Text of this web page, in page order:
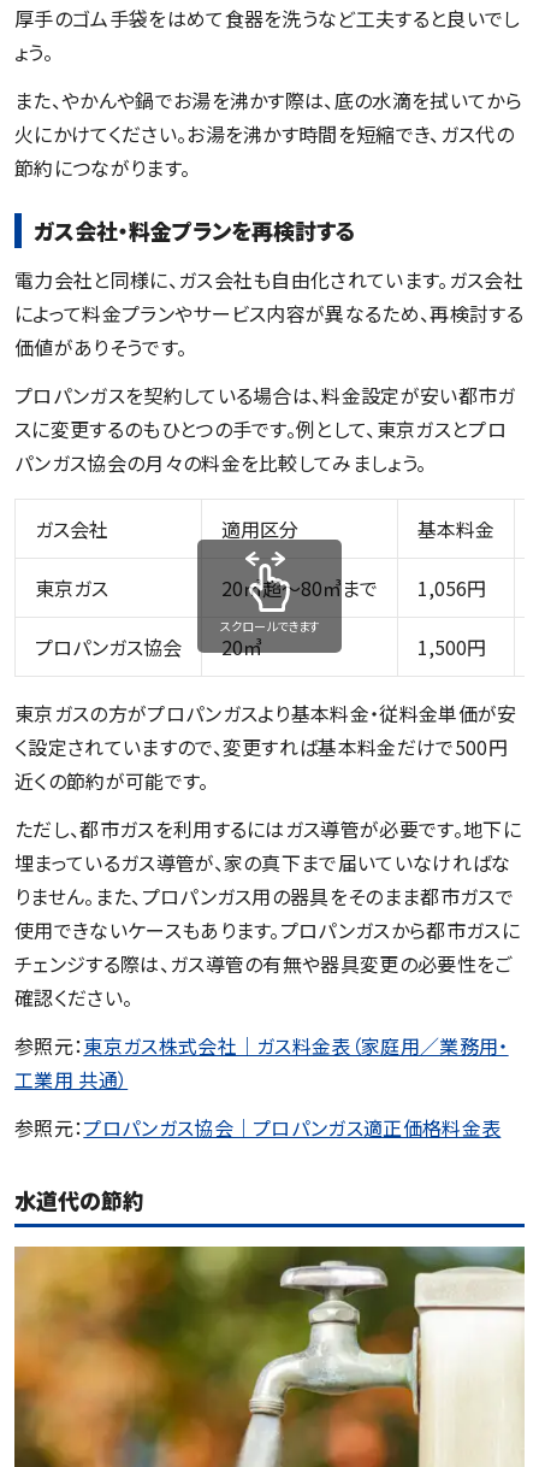
厚手のゴム手袋をはめて食器を洗うなど工夫すると良いでし
ょう。
また、やかんや鍋でお湯を沸かす際は、底の水滴を拭いてから
火にかけてください。お湯を沸かす時間を短縮でき、ガス代の
節約につながります。
ガス会社・料金プランを再検討する
電力会社と同様に、ガス会社も自由化されています。ガス会社
によって料金プランやサービス内容が異なるため、再検討する
価値がありそうです。
プロパンガスを契約している場合は、料金設定が安い都市ガ
スに変更するのもひとつの手です。例として、東京ガスとプロ
パンガス協会の月々の料金を比較してみましょう。
ガス会社 適用区分 基本料金
東京ガス 20㎥超～80㎥まで 1,056円
プロパンガス協会 20㎥ 1,500円
スクロールできます
東京ガスの方がプロパンガスより基本料金・従料金単価が安
く設定されていますので、変更すれば基本料金だけで500円
近くの節約が可能です。
ただし、都市ガスを利用するにはガス導管が必要です。地下に
埋まっているガス導管が、家の真下まで届いていなければな
りません。また、プロパンガス用の器具をそのまま都市ガスで
使用できないケースもあります。プロパンガスから都市ガスに
チェンジする際は、ガス導管の有無や器具変更の必要性をご
確認ください。
参照元：東京ガス株式会社｜ガス料金表（家庭用／業務用・
工業用 共通）
参照元：プロパンガス協会｜プロパンガス適正価格料金表
水道代の節約